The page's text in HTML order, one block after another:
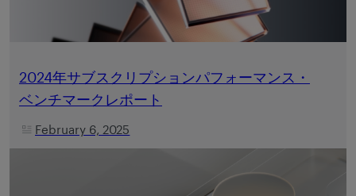
2024年サブスクリプションパフォーマンス・
ベンチマークレポート
February 6, 2025